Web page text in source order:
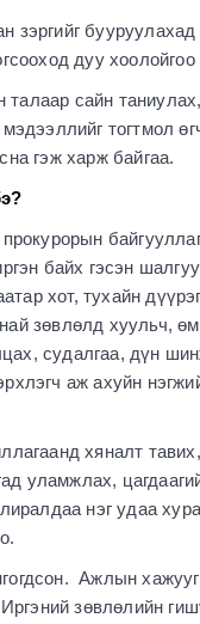
дуу
сайн
тогтмол
гэж харж байгаа.
байх гэсэн
хот, тухайн
зөвлөлд хуульч,
судалгаа, дүн
аж ахуйн
хяналт
уламжлах,
нэг удаа
Ажлын
зөвлөлийн